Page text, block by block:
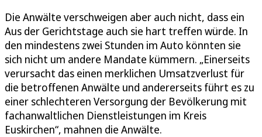
Die Anwälte verschweigen aber auch nicht, dass ein
Aus der Gerichtstage auch sie hart treffen würde. In
den mindestens zwei Stunden im Auto könnten sie
sich nicht um andere Mandate kümmern. „Einerseits
verursacht das einen merklichen Umsatzverlust für
die betroffenen Anwälte und andererseits führt es zu
einer schlechteren Versorgung der Bevölkerung mit
fachanwaltlichen Dienstleistungen im Kreis
Euskirchen“, mahnen die Anwälte.